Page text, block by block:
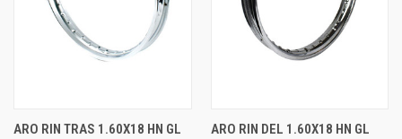
ARO RIN TRAS 1.60X18 HN GL
ARO RIN DEL 1.60X18 HN GL